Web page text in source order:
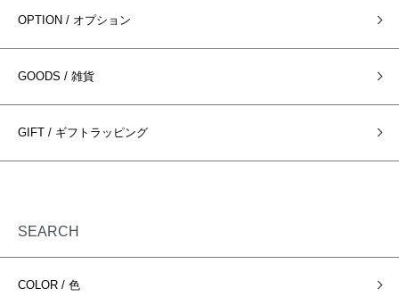
OPTION / オプション
GOODS / 雑貨
GIFT / ギフトラッピング
SEARCH
COLOR / 色